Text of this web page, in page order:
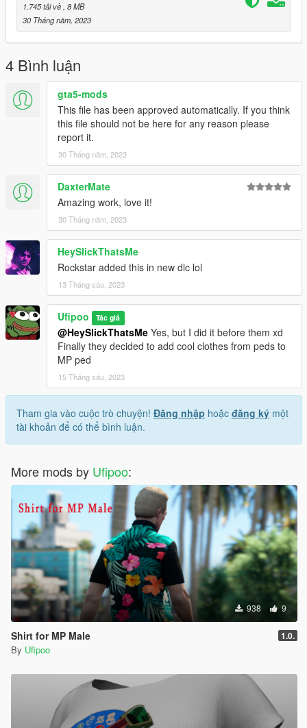
1.745 tải về, 8 MB
30 Tháng năm, 2023
4 Bình luận
gta5-mods
This file has been approved automatically. If you think
this file should not be here for any reason please
report it.
30 Tháng năm, 2023
DaxterMate
Amazing work, love it!
30 Tháng năm, 2023
HeySlickThatsMe
Rockstar added this in new dlc lol
13 Tháng sáu, 2023
Ufipoo Tác giả
@HeySlickThatsMe Yes, but I did it before them xd
Finally they decided to add cool clothes from peds to
MP ped
15 Tháng sáu, 2023
Tham gia vào cuộc trò chuyện! Đăng nhập hoặc đăng ký một
tài khoản để có thể bình luận.
More mods by Ufipoo:
938 9
Shirt for MP Male 1.0.
By Ufipoo